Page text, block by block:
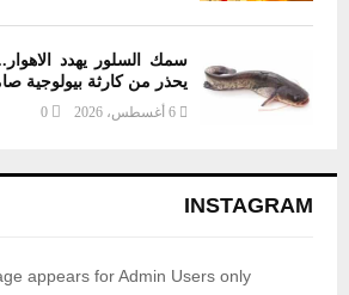
سمك السلور يهدد
يحذر من كارثة بيولوجية
6 أغسطس، 2026 0
INSTAGRAM
appears for Admin Users only: